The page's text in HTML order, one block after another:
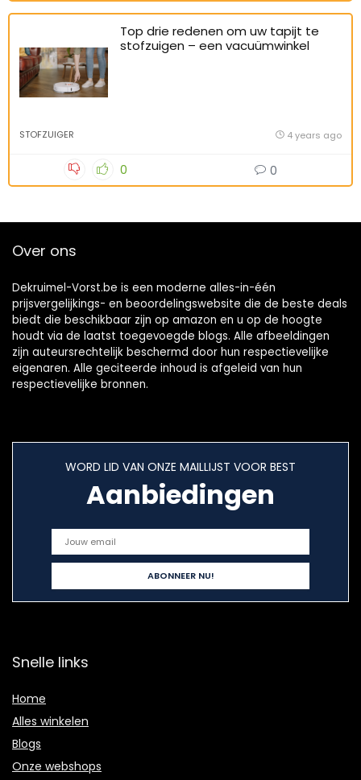
Top drie redenen om uw tapijt te
stofzuigen – een vacuümwinkel
STOFZUIGER 4 years ago
0 0
Over ons
Dekruimel-Vorst.be is een moderne alles-in-één
prijsvergelijkings- en beoordelingswebsite die de beste deals
biedt die beschikbaar zijn op amazon en u op de hoogte
houdt via de laatst toegevoegde blogs. Alle afbeeldingen
zijn auteursrechtelijk beschermd door hun respectievelijke
eigenaren. Alle geciteerde inhoud is afgeleid van hun
respectievelijke bronnen.
WORD LID VAN ONZE MAILLIJST VOOR BEST
Aanbiedingen
Snelle links
Home
Alles winkelen
Blogs
Onze webshops